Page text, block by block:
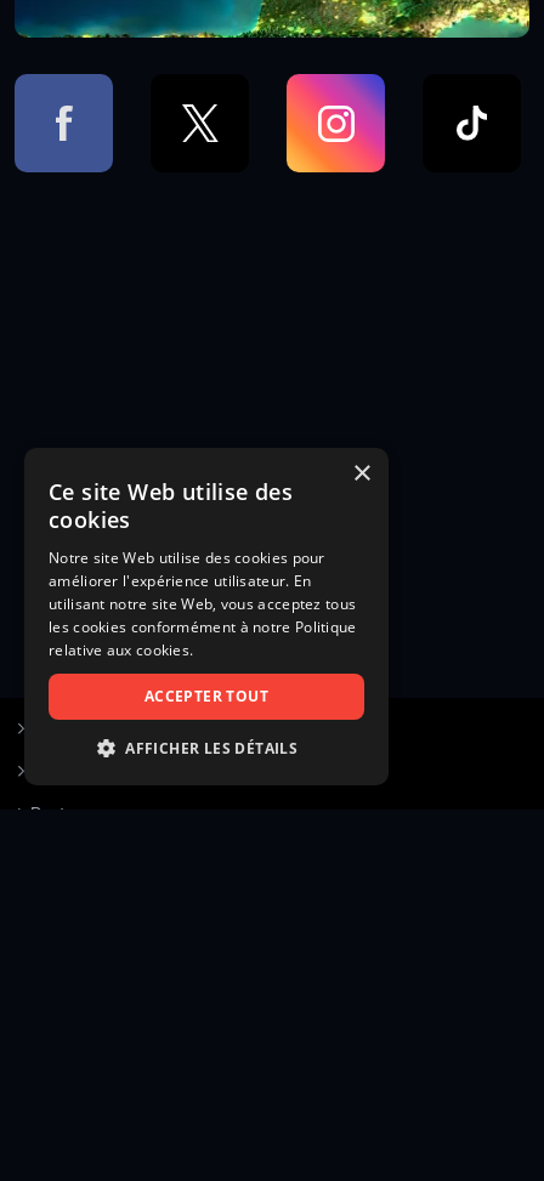
Poster une annonce
×
Ce site Web utilise des
cookies
Notre site Web utilise des cookies pour
améliorer l'expérience utilisateur. En
utilisant notre site Web, vous acceptez tous
les cookies conformément à notre Politique
relative aux cookies.
ACCEPTER TOUT
AFFICHER LES DÉTAILS